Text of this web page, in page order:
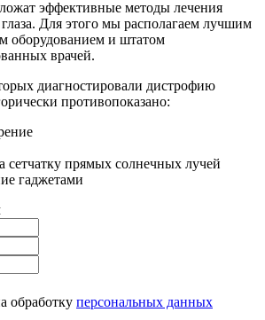
эффективные методы лечения
Для этого мы располагаем лучшим
оборудованием и штатом
врачей.
диагностировали дистрофию
противопоказано:
сетчатку прямых солнечных лучей
гаджетами
обработку персональных данных